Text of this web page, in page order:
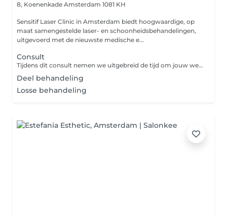
8, Koenenkade Amsterdam 1081 KH
Sensitif Laser Clinic in Amsterdam biedt hoogwaardige, op
maat samengestelde laser- en schoonheidsbehandelingen,
uitgevoerd met de nieuwste medische e...
Consult
Tijdens dit consult nemen we uitgebreid de tijd om jouw wensen, klachten en doelen te bespreken. We voeren een intakegesprek en indien nodig een eerste beoordeling of analyse om een duidelijk beeld te krijgen van jouw situatie. Voordeel: Kies je na het consult voor een behandeling bij ons? Dan wordt de prijs van het consult volledig verrekend met de kosten van de behandeling. Zo weet je zeker dat je investering in een eerste gesprek ook direct bijdraagt aan jouw behandeltraject. Wij staan voor je klaar!
Deel behandeling
Losse behandeling